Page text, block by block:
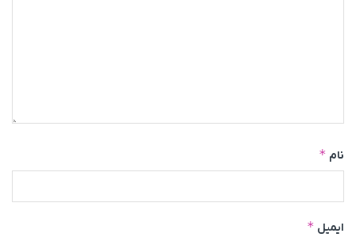
نام *
ایمیل *